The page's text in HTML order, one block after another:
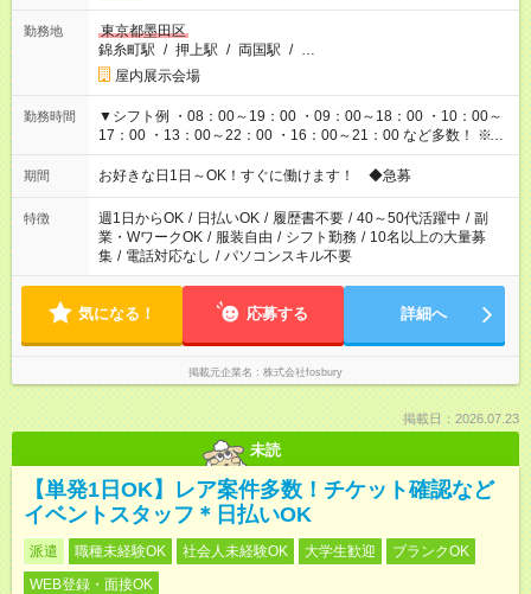
勤務地
東京都墨田区
錦糸町駅 / 押上駅 / 両国駅 / …
屋内展示会場
勤務時間
▼シフト例 ・08：00～19：00 ・09：00～18：00 ・10：00～
17：00 ・13：00～22：00 ・16：00～21：00 など多数！ ※お
仕事により勤務時間が異なります
期間 お好きな日1日～OK！すぐに働けます！ ◆急募
特徴 週1日からOK / 日払いOK / 履歴書不要 / 40～50代活躍中 / 副
業・WワークOK / 服装自由 / シフト勤務 / 10名以上の大量募
集 / 電話対応なし / パソコンスキル不要
気になる！ 応募する 詳細へ
掲載元企業名 株式会社fosbury
掲載日：2026.07.23
未読
【単発1日OK】レア案件多数！チケット確認など
イベントスタッフ＊日払いOK
派遣 職種未経験OK 社会人未経験OK 大学生歓迎
ブランクOK
WEB登録・面接OK